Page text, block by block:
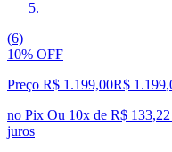
(6)
10% OFF
Preço R$ 1.199,00R$ 1.199,
no Pix Ou 10x de R$
juros